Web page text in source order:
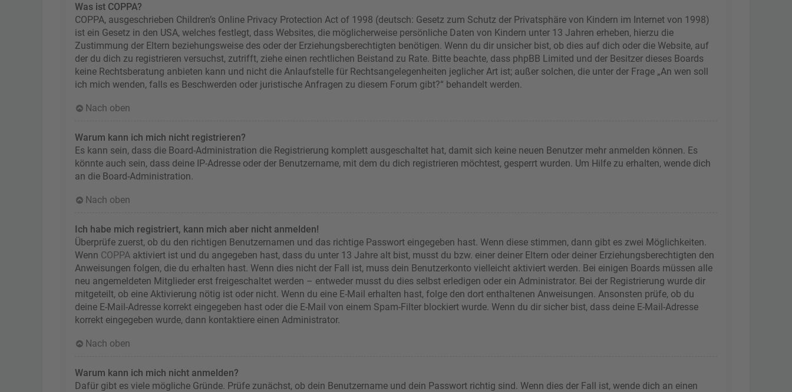
Was ist COPPA?
COPPA, ausgeschrieben Children’s Online Privacy Protection Act of 1998 (deutsch: Gesetz zum Schutz der Privatsphäre von Kindern im Internet von 1998)
ist ein Gesetz in den USA, welches festlegt, dass Websites, die möglicherweise persönliche Daten von Kindern unter 13 Jahren erheben, hierzu die
Zustimmung der Eltern beziehungsweise des oder der Erziehungsberechtigten benötigen. Wenn du dir unsicher bist, ob dies auf dich oder die Website, auf
der du dich zu registrieren versuchst, zutrifft, ziehe einen rechtlichen Beistand zu Rate. Bitte beachte, dass phpBB Limited und der Besitzer dieses Boards
keine Rechtsberatung anbieten kann und nicht die Anlaufstelle für Rechtsangelegenheiten jeglicher Art ist; außer solchen, die unter der Frage „An wen soll
ich mich wenden, falls es Beschwerden oder juristische Anfragen zu diesem Forum gibt?“ behandelt werden.
Nach oben
Warum kann ich mich nicht registrieren?
Es kann sein, dass die Board-Administration die Registrierung komplett ausgeschaltet hat, damit sich keine neuen Benutzer mehr anmelden können. Es
könnte auch sein, dass deine IP-Adresse oder der Benutzername, mit dem du dich registrieren möchtest, gesperrt wurden. Um Hilfe zu erhalten, wende dich
an die Board-Administration.
Nach oben
Ich habe mich registriert, kann mich aber nicht anmelden!
Überprüfe zuerst, ob du den richtigen Benutzernamen und das richtige Passwort eingegeben hast. Wenn diese stimmen, dann gibt es zwei Möglichkeiten.
Wenn COPPA aktiviert ist und du angegeben hast, dass du unter 13 Jahre alt bist, musst du bzw. einer deiner Eltern oder deiner Erziehungsberechtigten den
Anweisungen folgen, die du erhalten hast. Wenn dies nicht der Fall ist, muss dein Benutzerkonto vielleicht aktiviert werden. Bei einigen Boards müssen alle
neu angemeldeten Mitglieder erst freigeschaltet werden – entweder musst du dies selbst erledigen oder ein Administrator. Bei der Registrierung wurde dir
mitgeteilt, ob eine Aktivierung nötig ist oder nicht. Wenn du eine E-Mail erhalten hast, folge den dort enthaltenen Anweisungen. Ansonsten prüfe, ob du
deine E-Mail-Adresse korrekt eingegeben hast oder die E-Mail von einem Spam-Filter blockiert wurde. Wenn du dir sicher bist, dass deine E-Mail-Adresse
korrekt eingegeben wurde, dann kontaktiere einen Administrator.
Nach oben
Warum kann ich mich nicht anmelden?
Dafür gibt es viele mögliche Gründe. Prüfe zunächst, ob dein Benutzername und dein Passwort richtig sind. Wenn dies der Fall ist, wende dich an einen